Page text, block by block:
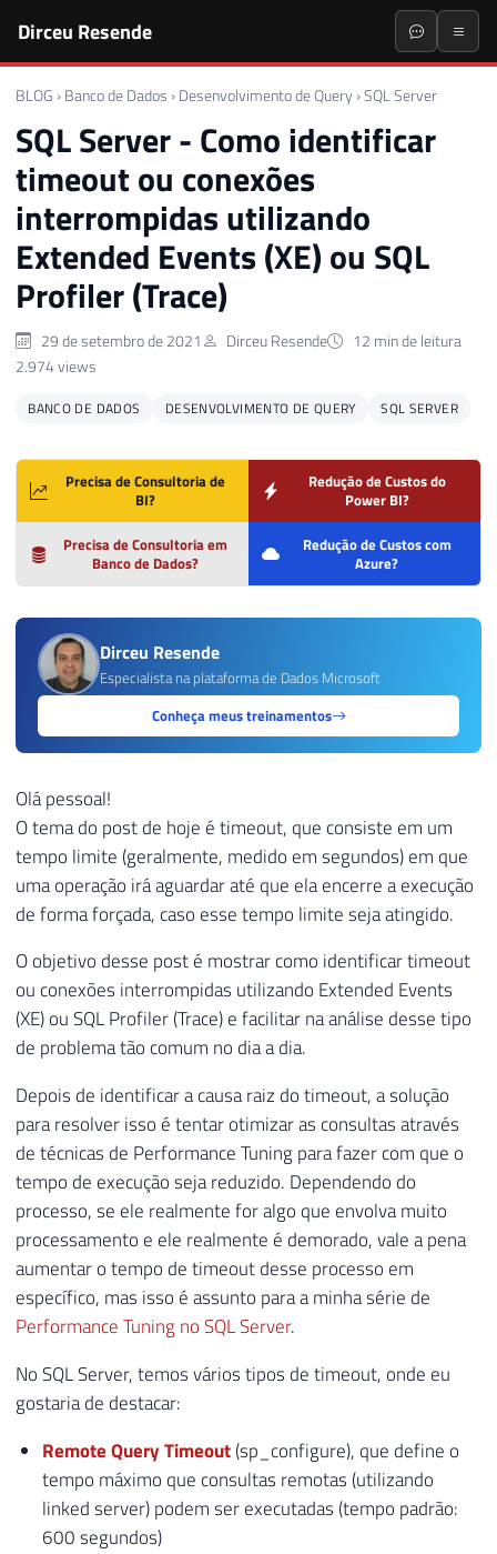
Dirceu Resende
BLOG › Banco de Dados › Desenvolvimento de Query ›SQL Server
SQL Server - Como identificar
timeout ou conexões
interrompidas utilizando
Extended Events (XE) ou SQL
Profiler (Trace)
29 de setembro de 2021 Dirceu Resende
12 min de leitura
2.974 views
BANCO DE DADOS DESENVOLVIMENTO DE QUERY SQL SERVER
Precisa de Consultoria de
BI?
Redução de Custos do
Power BI?
Precisa de Consultoria em
Banco de Dados?
Redução de Custos com
Azure?
Dirceu Resende
Especialista na plataforma de Dados Microsoft
Conheça meus treinamentos
Olá pessoal!
O tema do post de hoje é timeout, que consiste em um
tempo limite (geralmente, medido em segundos) em que
uma operação irá aguardar até que ela encerre a execução
de forma forçada, caso esse tempo limite seja atingido.
O objetivo desse post é mostrar como identificar timeout
ou conexões interrompidas utilizando Extended Events
(XE) ou SQL Profiler (Trace) e facilitar na análise desse tipo
de problema tão comum no dia a dia.
Depois de identificar a causa raiz do timeout, a solução
para resolver isso é tentar otimizar as consultas através
de técnicas de Performance Tuning para fazer com que o
tempo de execução seja reduzido. Dependendo do
processo, se ele realmente for algo que envolva muito
processamento e ele realmente é demorado, vale a pena
aumentar o tempo de timeout desse processo em
específico, mas isso é assunto para a minha série de
Performance Tuning no SQL Server.
No SQL Server, temos vários tipos de timeout, onde eu
gostaria de destacar:
Remote Query Timeout(sp_configure), que define o
tempo máximo que consultas remotas (utilizando
linked server) podem ser executadas (tempo padrão:
600 segundos)